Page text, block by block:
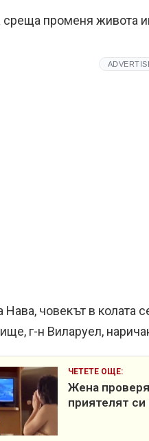
среща променя живота
Нава, човекът в колата
г-н Виларуел,
ЧЕТЕТЕ ОЩЕ:
Жена
приятелят